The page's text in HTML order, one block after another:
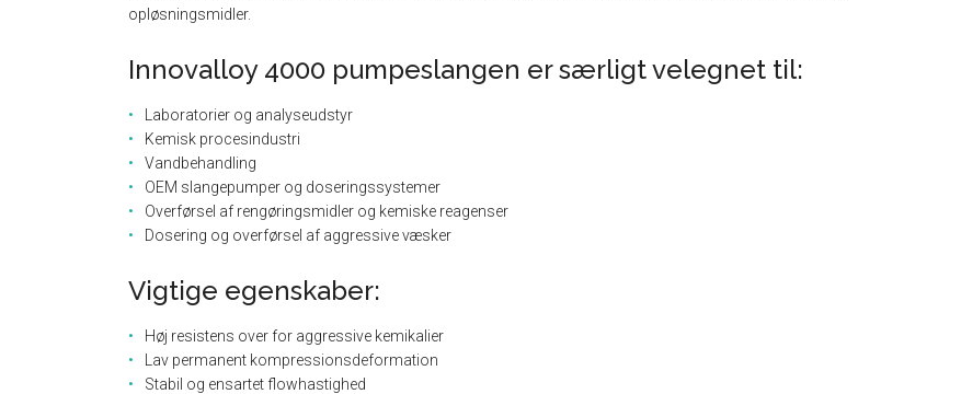
opløsningsmidler.
Innovalloy 4000 pumpeslangen er særligt velegnet til:
Laboratorier og analyseudstyr
Kemisk procesindustri
Vandbehandling
OEM slangepumper og doseringssystemer
Overførsel af rengøringsmidler og kemiske reagenser
Dosering og overførsel af aggressive væsker
Vigtige egenskaber:
Høj resistens over for aggressive kemikalier
Lav permanent kompressionsdeformation
Stabil og ensartet flowhastighed